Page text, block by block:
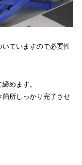
ていますので必要性
めます。
所しっかり完了させ